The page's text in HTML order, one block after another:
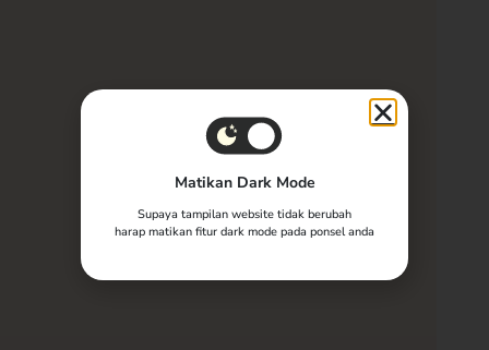
Matikan Dark Mode
Supaya tampilan website tidak berubah
harap matikan fitur dark mode pada ponsel anda